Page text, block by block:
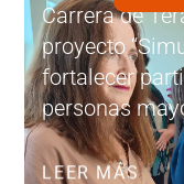
Carrera de
proyecto
fortalecer
personas
LEER MÁS